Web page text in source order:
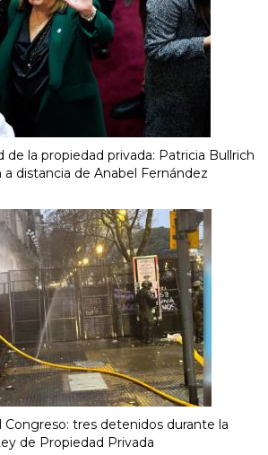
de la propiedad privada: Patricia Bullrich
distancia de Anabel Fernández
Congreso: tres detenidos durante la
de Propiedad Privada